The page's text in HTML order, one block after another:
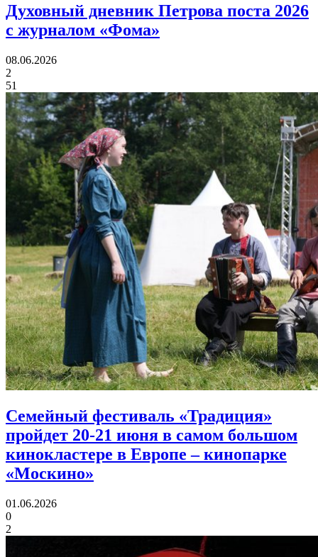
Духовный дневник Петрова поста 2026
с журналом «Фома»
08.06.2026
2
51
Семейный фестиваль «Традиция»
пройдет 20-21 июня в самом большом
кинокластере в Европе – кинопарке
«Москино»
01.06.2026
0
2